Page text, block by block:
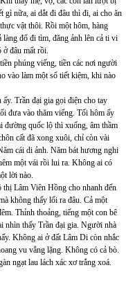
gì nữa, ai dắt đi đâu thì đi, ai cho ăn
vật thôi. Rồi một hôm, hàng
làng đổ đi tìm, đăng ảnh lên cả ti vi
ở đâu mất rồi.
phúng viếng, tiền các nơi người
vào làm một sổ tiết kiệm, khi nào
Trần đại gia gọi điện cho tay
đưa vào thăm viếng. Tối hôm ấy
đường quốc lộ thì xuống, âm thầm
cất đã xong xuôi, chỉ còn vài
cái di ảnh. Năm bát hương nghi
một vái rồi lui ra. Không ai có
lời nào.
Lâm Viên Hồng cho nhanh đến
không thấy lối ra đâu. Cả một
Thỉnh thoảng, tiếng một con bê
nhìn thấy Trần đại gia. Người nhà
Không ai ở đất Lâm Di còn nhắc
vu vắng lặng. Không có cả bò.
ngạt lau lách xác xơ trắng xoá.